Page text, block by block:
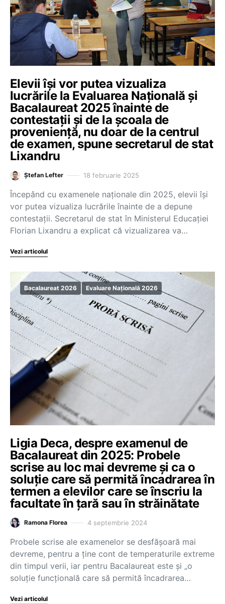
Elevii își vor putea vizualiza
lucrările la Evaluarea Națională și
Bacalaureat 2025 înainte de
contestații și de la școala de
proveniență, nu doar de la centrul
de examen, spune secretarul de stat
Lixandru
Ștefan Lefter 18 februarie 2025
Începând cu examenele naționale din 2025, elevii își
vor putea vizualiza lucrările înainte de a depune
contestații. Secretarul de stat în Ministerul Educației
Florian Lixandru a explicat că vizualizarea va…
Vezi articolul
Bacalaureat 2026 Evaluare Națională 2026
Ligia Deca, despre examenul de
Bacalaureat din 2025: Probele
scrise au loc mai devreme și ca o
soluție care să permită încadrarea în
termen a elevilor care se înscriu la
facultate în țară sau în străinătate
Ramona Florea 4 septembrie 2024
Probele scrise ale examenelor se desfășoară mai
devreme, pentru a ține cont de temperaturile extreme
din timpul verii, iar pentru Bacalaureat este și „o
soluție funcțională care să permită încadrarea…
Vezi articolul